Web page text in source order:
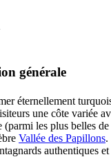
générale
éternellement
une côte variée
(parmi les plus belles
Vallée des Papillons.
authentiques et